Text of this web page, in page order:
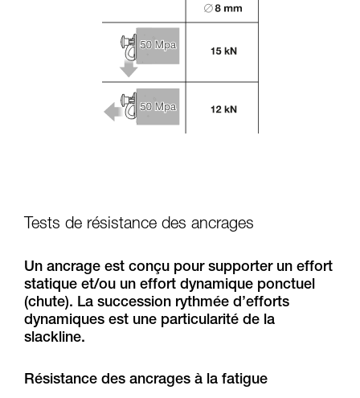
Tests de résistance des ancrages
Un ancrage est conçu pour supporter un effort
statique et/ou un effort dynamique ponctuel
(chute). La succession rythmée d’efforts
dynamiques est une particularité de la
slackline.
Résistance des ancrages à la fatigue